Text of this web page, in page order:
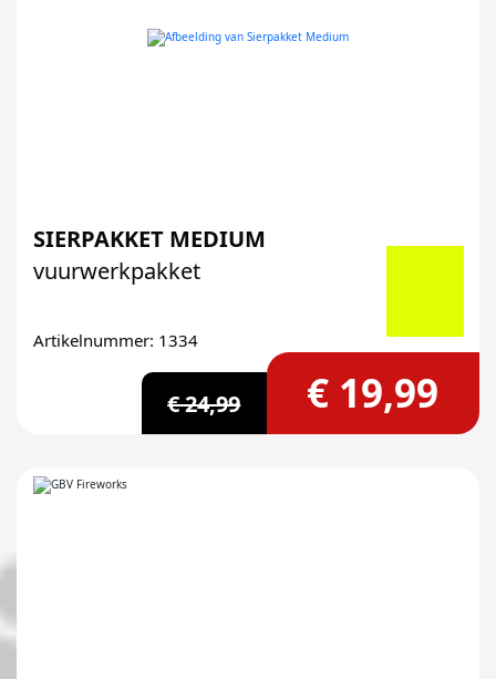
SIERPAKKET MEDIUM
vuurwerkpakket
Artikelnummer: 1334
€ 24,99 € 19,99